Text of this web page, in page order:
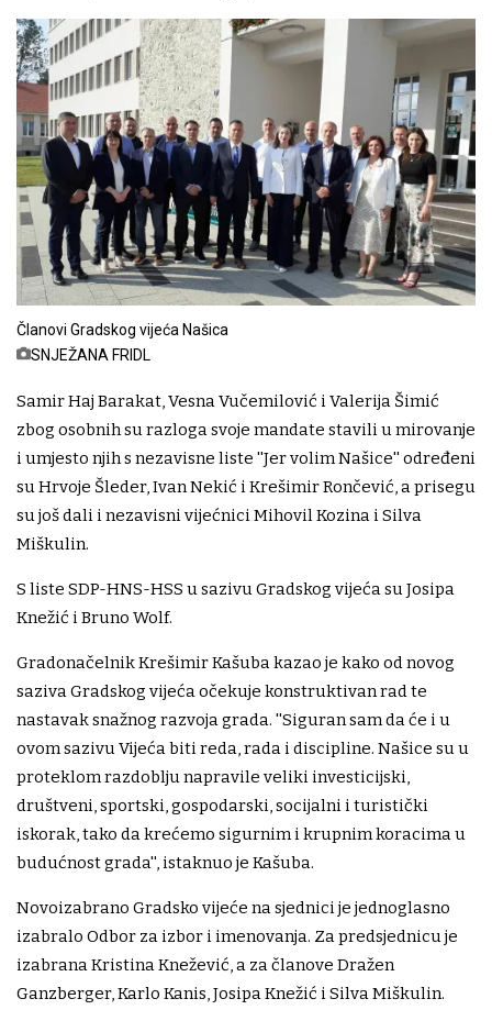
Članovi Gradskog vijeća Našica
SNJEŽANA FRIDL
Samir Haj Barakat, Vesna Vučemilović i Valerija Šimić
zbog osobnih su razloga svoje mandate stavili u mirovanje
i umjesto njih s nezavisne liste ''Jer volim Našice'' određeni
su Hrvoje Šleder, Ivan Nekić i Krešimir Rončević, a prisegu
su još dali i nezavisni vijećnici Mihovil Kozina i Silva
Miškulin.
S liste SDP-HNS-HSS u sazivu Gradskog vijeća su Josipa
Knežić i Bruno Wolf.
Gradonačelnik Krešimir Kašuba kazao je kako od novog
saziva Gradskog vijeća očekuje konstruktivan rad te
nastavak snažnog razvoja grada. ''Siguran sam da će i u
ovom sazivu Vijeća biti reda, rada i discipline. Našice su u
proteklom razdoblju napravile veliki investicijski,
društveni, sportski, gospodarski, socijalni i turistički
iskorak, tako da krećemo sigurnim i krupnim koracima u
budućnost grada'', istaknuo je Kašuba.
Novoizabrano Gradsko vijeće na sjednici je jednoglasno
izabralo Odbor za izbor i imenovanja. Za predsjednicu je
izabrana Kristina Knežević, a za članove Dražen
Ganzberger, Karlo Kanis, Josipa Knežić i Silva Miškulin.